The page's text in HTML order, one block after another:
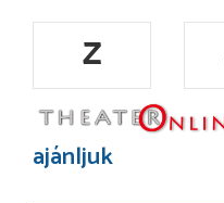
Z
ajánljuk